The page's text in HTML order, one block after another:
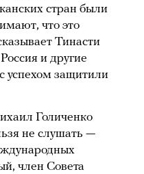
стран были
что это
Тинасти
и другие
с успехом защитили
Голиченко
не слушать —
член Совета